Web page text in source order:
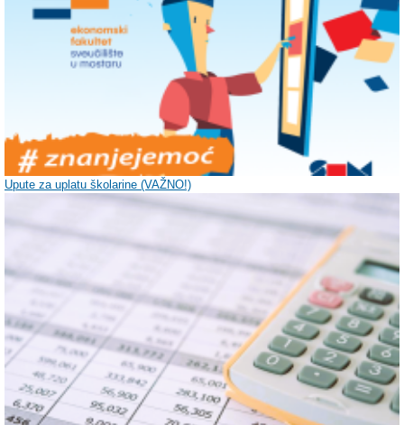
Upute za uplatu školarine (VAŽNO!)